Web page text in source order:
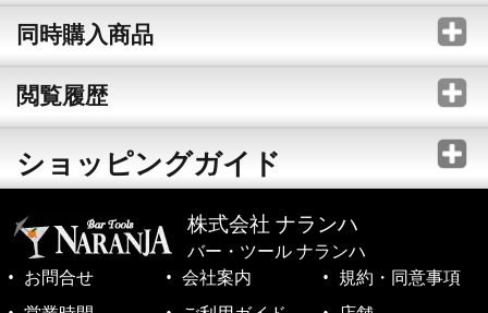
同時購入商品
閲覧履歴
ショッピングガイド
株式会社 ナランハ
バー・ツール ナランハ
お問合せ
会社案内
規約・同意事項